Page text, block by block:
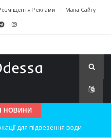
Реклами Мапа Сайту
НОВИНИдля підвезення води
вибухів